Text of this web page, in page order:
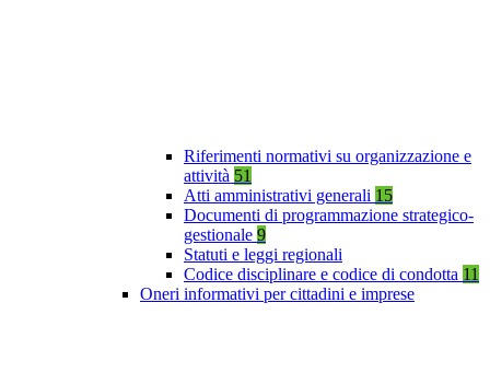
Riferimenti normativi su organizzazione e
attività 51
Atti amministrativi generali 15
Documenti di programmazione strategico-
gestionale 9
Statuti e leggi regionali
Codice disciplinare e codice di condotta 11
Oneri informativi per cittadini e imprese